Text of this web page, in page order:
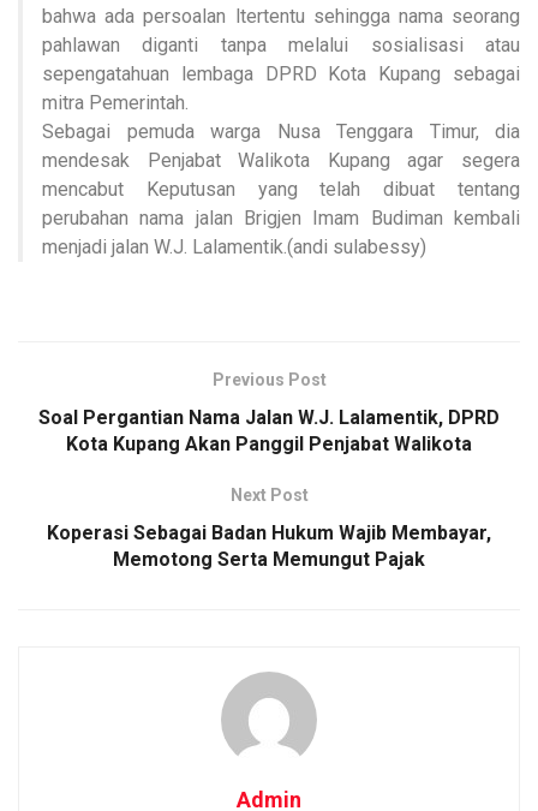
bahwa ada persoalan ltertentu sehingga nama seorang
pahlawan diganti tanpa melalui sosialisasi atau
sepengatahuan lembaga DPRD Kota Kupang sebagai
mitra Pemerintah.
Sebagai pemuda warga Nusa Tenggara Timur, dia
mendesak Penjabat Walikota Kupang agar segera
mencabut Keputusan yang telah dibuat tentang
perubahan nama jalan Brigjen Imam Budiman kembali
menjadi jalan W.J. Lalamentik.(andi sulabessy)
Previous Post
Soal Pergantian Nama Jalan W.J. Lalamentik, DPRD
Kota Kupang Akan Panggil Penjabat Walikota
Next Post
Koperasi Sebagai Badan Hukum Wajib Membayar,
Memotong Serta Memungut Pajak
Admin